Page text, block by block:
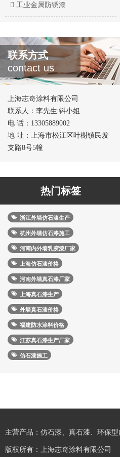
工业金属防锈漆
联系方式
contact us
上海志奇涂料有限公司
联系人：李先生|钭小姐
电 话：13305889002
地 址：上海市松江区叶榭镇民发
支路8号5幢
热门标签
浙江外墙仿石漆生产
杭州外墙仿石漆施工
河南内外墙乳胶漆厂家
上海仿石漆价格
河南外墙真石漆厂家
上海真石漆生产
外墙真石漆价格
福建防水涂料价格
江苏真石漆生产厂家
仿石漆施工
主营产品：仿石漆、真石漆、环保
版权所有：上海志奇涂料有限公司